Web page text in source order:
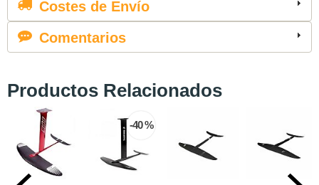
Costes de Envío
Comentarios
Productos Relacionados